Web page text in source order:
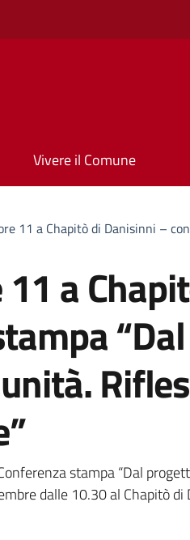
Vivere il Comune
11 a Chapitò di Danisinni –
a
“Dal
stampa “Dal
dalle 10.30 al Chapitò di